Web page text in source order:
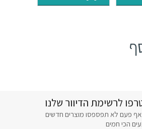
₪34.
₪49.
₪41.
לרשימת הדיוור שלנו
פעם לא תפספסו מוצרים חדשים
הכי חמים